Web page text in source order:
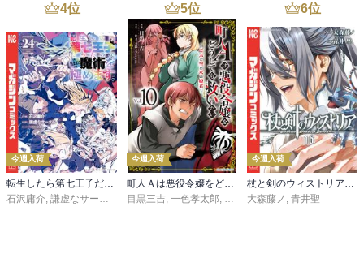
4位
今週入荷
転生したら第七王子だったので、気ままに魔術を極めます（２４）
石沢庸介, 謙虚なサークル メル。
5位
今週入荷
町人Ａは悪役令嬢をどうしても救いたい ～どぶと空と氷の姫君～１０【電子書店共通特典イラスト付】
目黒三吉, 一色孝太郎, Parum
6位
今週入荷
杖と剣のウィストリア（１６）
大森藤ノ , 青井聖